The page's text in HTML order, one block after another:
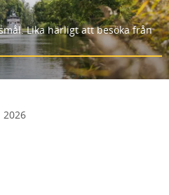
Lika härligt att besöka från